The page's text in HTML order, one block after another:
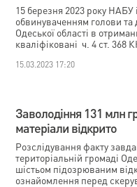
15 березня 2023 року
обвинуваченням голови та
Одеської області в
кваліфіковані ч. 4 ст. 368
15.03.2023 17:20
Заволодіння 131 млн
матеріали відкрито
Розслідування факту
територіальній громаді
шістьом підозрюваним
ознайомлення перед